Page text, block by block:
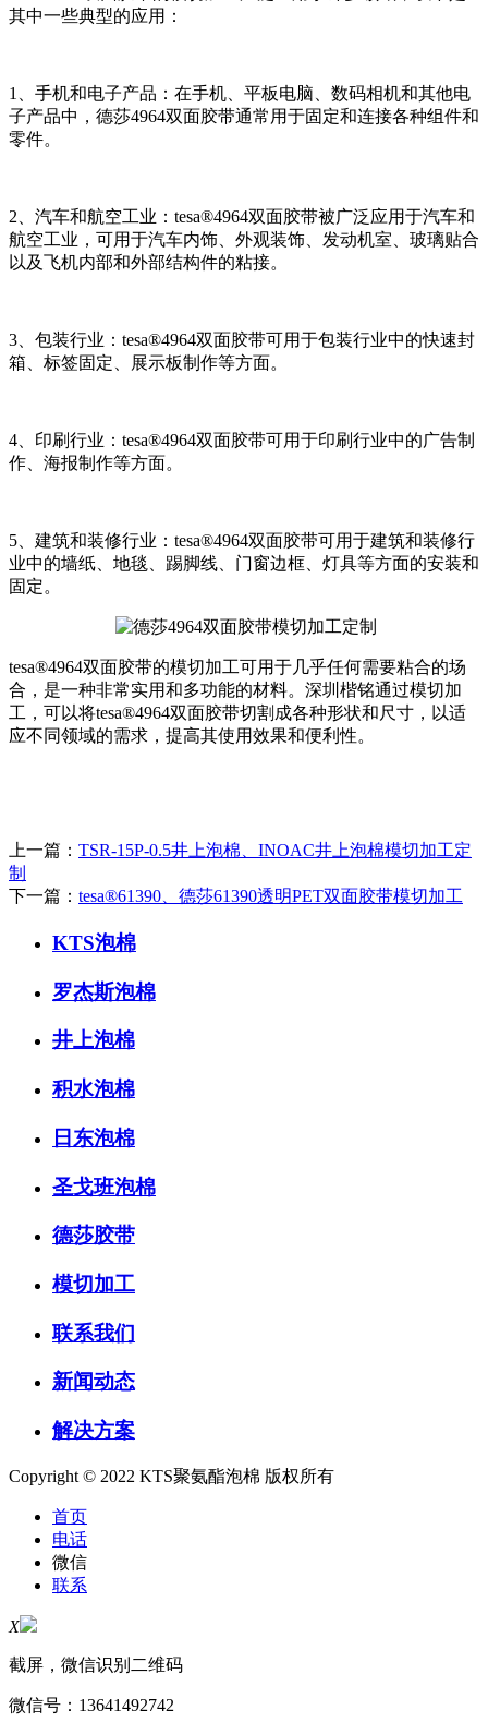
其中一些典型的应用：
1、手机和电子产品：在手机、平板电脑、数码相机和其他电
子产品中，德莎4964双面胶带通常用于固定和连接各种组件和
零件。
2、汽车和航空工业：tesa®4964双面胶带被广泛应用于汽车和
航空工业，可用于汽车内饰、外观装饰、发动机室、玻璃贴合
以及飞机内部和外部结构件的粘接。
3、包装行业：tesa®4964双面胶带可用于包装行业中的快速封
箱、标签固定、展示板制作等方面。
4、印刷行业：tesa®4964双面胶带可用于印刷行业中的广告制
作、海报制作等方面。
5、建筑和装修行业：tesa®4964双面胶带可用于建筑和装修行
业中的墙纸、地毯、踢脚线、门窗边框、灯具等方面的安装和
固定。
tesa®4964双面胶带的模切加工可用于几乎任何需要粘合的场
合，是一种非常实用和多功能的材料。深圳楷铭通过模切加
工，可以将tesa®4964双面胶带切割成各种形状和尺寸，以适
应不同领域的需求，提高其使用效果和便利性。
上一篇： TSR-15P-0.5井上泡棉、INOAC井上泡棉模切加工定
制
下一篇： tesa®61390、德莎61390透明PET双面胶带模切加工
KTS泡棉
罗杰斯泡棉
井上泡棉
积水泡棉
日东泡棉
圣戈班泡棉
德莎胶带
模切加工
联系我们
新闻动态
解决方案
Copyright © 2022 KTS聚氨酯泡棉 版权所有
首页
电话
微信
联系
X
截屏，微信识别二维码
微信号： 13641492742